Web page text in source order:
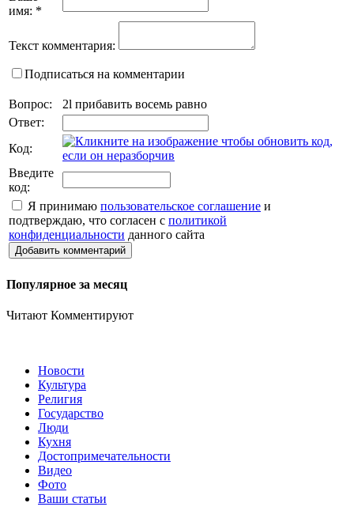
имя: *
Текст комментария:
Подписаться на комментарии
Вопрос:
2l прибавить восемь равно
Ответ:
Код:
Введите
код:
Я принимаю пользовательское соглашение и
подтверждаю, что согласен с политикой
конфиденциальности данного сайта
Добавить комментарий
Популярное за месяц
Читают Комментируют
Новости
Культура
Религия
Государство
Люди
Кухня
Достопримечательности
Видео
Фото
Ваши статьи